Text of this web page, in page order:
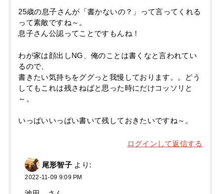
25歳の息子さんが「書かないの？」って言ってくれる
って素敵ですね～。
息子さん公認ってことですもんね！
わが家は顔出しNG、俺のことは書くなと言われてい
るので、
書きたい気持ちをググっと我慢しております。。どう
してもこれは残さねばと思った時にだけコッソリと
～。
いっぱいいっぱい書いて残しておきたいですね～。
ログインして返信する
尾形智子 より:
2022-11-09 9:09 PM